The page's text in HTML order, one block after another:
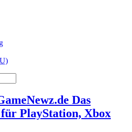
Das
PlayStation, Xbox